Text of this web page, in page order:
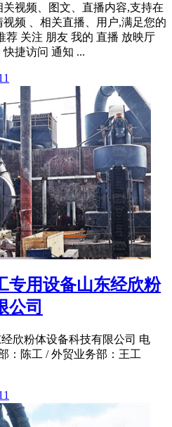
视频、图文、直播内容,支持在
频 、相关直播、用户,满足您的
荐 关注 朋友 我的 直播 放映厅
捷访问 通知 ...
专用设备山东经欣粉
公司
欣粉体设备科技有限公司 电
：陈工 / 外贸业务部：王工